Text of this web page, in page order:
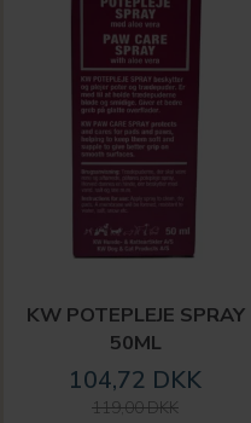
KW POTEPLEJE SPRAY
50ML
104,72 DKK
119,00 DKK